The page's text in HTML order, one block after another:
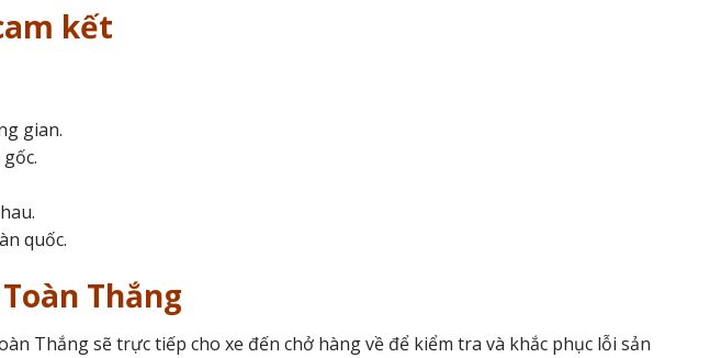
kết
gian.
quốc.
Thắng
Thắng sẽ trực tiếp cho xe đến chở hàng về để kiểm tra và khắc phục lỗi sản